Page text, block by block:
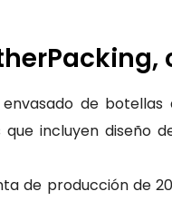
de
incluyen diseño
de producción de